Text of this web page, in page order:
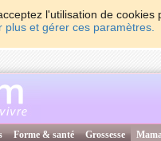
l'utilisation de
plus et gérer ces paramètres.
Forme & santé Grossesse